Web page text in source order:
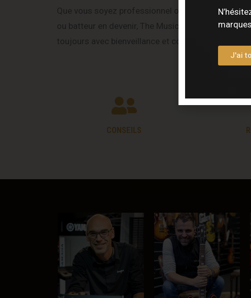
Que vous soyez professionnel ou amateur,
ou batteur en devenir, The Music Shop by Loops
toujours avec bienveillance et considération.
CONSEILS
J'ai